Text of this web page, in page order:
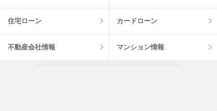
住宅ローン カードローン
不動産会社情報 マンション情報